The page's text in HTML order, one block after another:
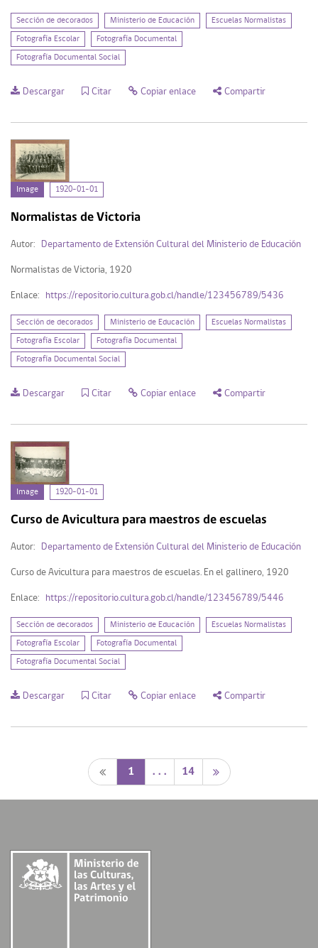
Sección de decorados Ministerio de Educación Escuelas Normalistas
Fotografía Escolar Fotografía Documental
Fotografía Documental Social
Descargar Citar Copiar enlace Compartir
Image 1920-01-01
Normalistas de Victoria
Autor: Departamento de Extensión Cultural del Ministerio de Educación
Normalistas de Victoria, 1920
Enlace: https://repositorio.cultura.gob.cl/handle/123456789/5436
Sección de decorados Ministerio de Educación Escuelas Normalistas
Fotografía Escolar Fotografía Documental
Fotografía Documental Social
Descargar Citar Copiar enlace Compartir
Image 1920-01-01
Curso de Avicultura para maestros de escuelas
Autor: Departamento de Extensión Cultural del Ministerio de Educación
Curso de Avicultura para maestros de escuelas. En el gallinero, 1920
Enlace: https://repositorio.cultura.gob.cl/handle/123456789/5446
Sección de decorados Ministerio de Educación Escuelas Normalistas
Fotografía Escolar Fotografía Documental
Fotografía Documental Social
Descargar Citar Copiar enlace Compartir
1 . . . 14